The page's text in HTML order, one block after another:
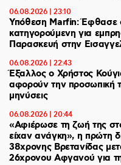
06.08.2026 | 23:10
Υπόθεση Marfin: Έφθασε
κατηγορούμενη για
Παρασκευή στην
06.08.2026 | 22:43
Έξαλλος ο Χρήστος
αφορούν την προσωπική
μηνύσεις
06.08.2026 | 20:44
«Αφιέρωσε τη ζωή της
είχαν ανάγκη», η πρώτη
38χρονης Βρετανίδας
26χρονου Αφγανού για